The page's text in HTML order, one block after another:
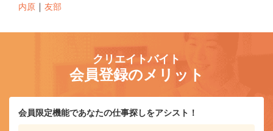
内原 ｜ 友部
クリエイトバイト
会員登録のメリット
会員限定機能であなたの仕事探しをアシスト！